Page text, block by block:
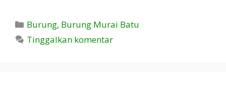
Kategori
Burung, Burung Murai Batu
Tinggalkan komentar